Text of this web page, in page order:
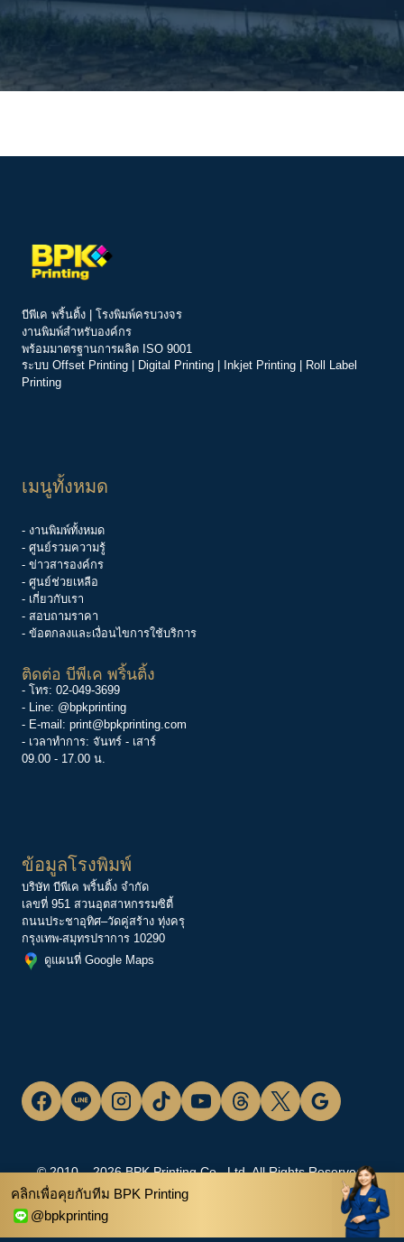
บีพีเค พริ้นติ้ง | โรงพิมพ์ครบวงจร
งานพิมพ์สำหรับองค์กร
พร้อมมาตรฐานการผลิต ISO 9001
ระบบ Offset Printing Digital Printing Inkjet Printing
Roll Label
Printing
เมนูทั้งหมด
- งานพิมพ์ทั้งหมด
- ศูนย์รวมความรู้
- ข่าวสารองค์กร
- ศูนย์ช่วยเหลือ
- เกี่ยวกับเรา
- สอบถามราคา
- ข้อตกลงและเงื่อนไขการใช้บริการ
ติดต่อ บีพีเค พริ้นติ้ง
- โทร: 02-049-3699
- Line: @bpkprinting
- E-mail: print@bpkprinting.com
- เวลาทำการ: จันทร์ - เสาร์
09.00 - 17.00 น.
ข้อมูลโรงพิมพ์
บริษัท บีพีเค พริ้นติ้ง จำกัด
เลขที่ 951 สวนอุตสาหกรรมซิตี้
ถนนประชาอุทิศ–วัดคู่สร้าง ทุ่งครุ
กรุงเทพ-สมุทรปราการ 10290
ดูแผนที่ Google Maps
© 2010 – 2026 BPK Printing Co., Ltd. All Rights Reserved.
คลิกเพื่อคุยกับทีม BPK Printing
@bpkprinting